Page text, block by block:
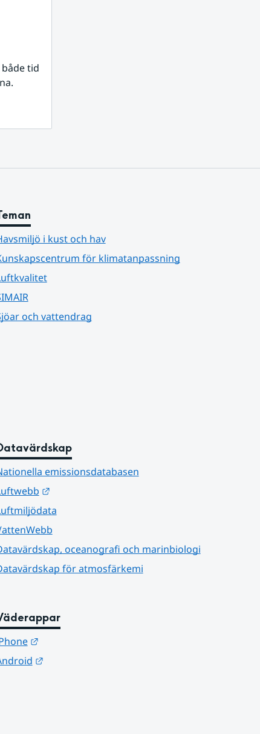
tid
i kust och hav
för klimatanpassning
och vattendrag
emissionsdatabasen
Länk till annan webbplats.
oceanografi och marinbiologi
för atmosfärkemi
Länk till annan webbplats.
Länk till annan webbplats.